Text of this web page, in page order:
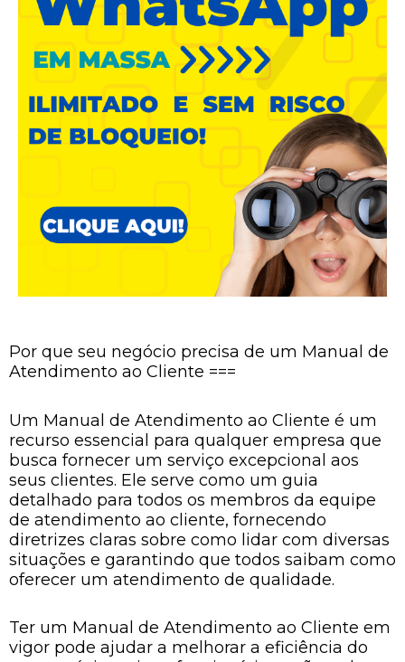
Por que seu negócio precisa de um Manual de
Atendimento ao Cliente ===
Um Manual de Atendimento ao Cliente é um
recurso essencial para qualquer empresa que
busca fornecer um serviço excepcional aos
seus clientes. Ele serve como um guia
detalhado para todos os membros da equipe
de atendimento ao cliente, fornecendo
diretrizes claras sobre como lidar com diversas
situações e garantindo que todos saibam como
oferecer um atendimento de qualidade.
Ter um Manual de Atendimento ao Cliente em
vigor pode ajudar a melhorar a eficiência do